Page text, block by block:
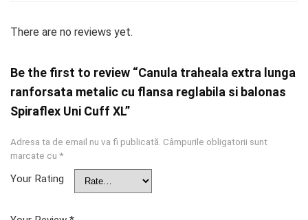
There are no reviews yet.
Be the first to review “Canula traheala extra lunga
ranforsata metalic cu flansa reglabila si balonas
Spiraflex Uni Cuff XL”
Adresa ta de email nu va fi publicată. Câmpurile obligatorii sunt
marcate cu *
Your Rating